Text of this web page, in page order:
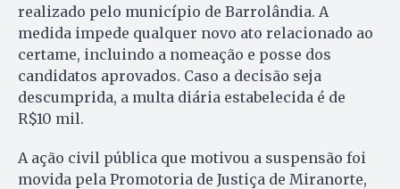
realizado pelo município de Barrolândia. A
medida impede qualquer novo ato relacionado ao
certame, incluindo a nomeação e posse dos
candidatos aprovados. Caso a decisão seja
descumprida, a multa diária estabelecida é de
R$10 mil.
A ação civil pública que motivou a suspensão foi
movida pela Promotoria de Justiça de Miranorte,